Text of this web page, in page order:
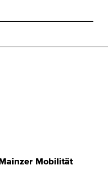
Mainzer Mobilität